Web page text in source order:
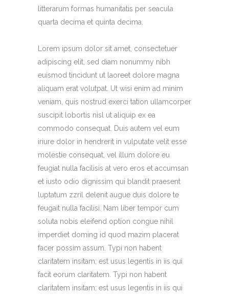
litterarum formas humanitatis per seacula
quarta decima et quinta decima.
Lorem ipsum dolor sit amet, consectetuer
adipiscing elit, sed diam nonummy nibh
euismod tincidunt ut laoreet dolore magna
aliquam erat volutpat. Ut wisi enim ad minim
veniam, quis nostrud exerci tation ullamcorper
suscipit lobortis nisl ut aliquip ex ea
commodo consequat. Duis autem vel eum
iriure dolor in hendrerit in vulputate velit esse
molestie consequat, vel illum dolore eu
feugiat nulla facilisis at vero eros et accumsan
et iusto odio dignissim qui blandit praesent
luptatum zzril delenit augue duis dolore te
feugait nulla facilisi. Nam liber tempor cum
soluta nobis eleifend option congue nihil
imperdiet doming id quod mazim placerat
facer possim assum. Typi non habent
claritatem insitam; est usus legentis in iis qui
facit eorum claritatem. Typi non habent
claritatem insitam; est usus legentis in iis qui